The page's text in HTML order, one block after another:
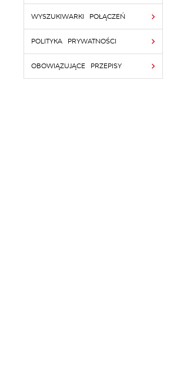
WYSZUKIWARKI POŁĄCZEŃ
POLITYKA PRYWATNOŚCI
OBOWIĄZUJĄCE PRZEPISY